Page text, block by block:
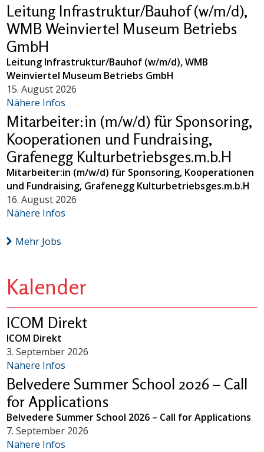
Leitung Infrastruktur/Bauhof (w/m/d),
WMB Weinviertel Museum Betriebs
GmbH
Leitung Infrastruktur/Bauhof (w/m/d), WMB
Weinviertel Museum Betriebs GmbH
15. August 2026
Nähere Infos
Mitarbeiter:in (m/w/d) für Sponsoring,
Kooperationen und Fundraising,
Grafenegg Kulturbetriebsges.m.b.H
Mitarbeiter:in (m/w/d) für Sponsoring, Kooperationen
und Fundraising, Grafenegg Kulturbetriebsges.m.b.H
16. August 2026
Nähere Infos
Mehr Jobs
Kalender
ICOM Direkt
ICOM Direkt
3. September 2026
Nähere Infos
Belvedere Summer School 2026 – Call
for Applications
Belvedere Summer School 2026 – Call for Applications
7. September 2026
Nähere Infos